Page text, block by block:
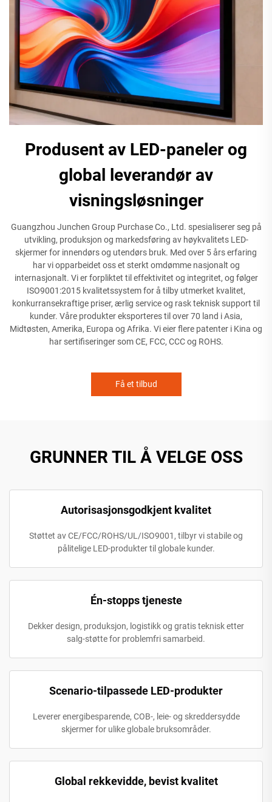
Produsent av LED-paneler og
global leverandør av
visningsløsninger
Guangzhou Junchen Group Purchase Co., Ltd. spesialiserer seg på
utvikling, produksjon og markedsføring av høykvalitets LED-
skjermer for innendørs og utendørs bruk. Med over 5 års erfaring
har vi opparbeidet oss et sterkt omdømme nasjonalt og
internasjonalt. Vi er forpliktet til effektivitet og integritet, og følger
ISO9001:2015 kvalitetssystem for å tilby utmerket kvalitet,
konkurransekraftige priser, ærlig service og rask teknisk support til
kunder. Våre produkter eksporteres til over 70 land i Asia,
Midtøsten, Amerika, Europa og Afrika. Vi eier flere patenter i Kina og
har sertifiseringer som CE, FCC, CCC og ROHS.
Få et tilbud
GRUNNER TIL Å VELGE OSS
Autorisasjonsgodkjent kvalitet
Støttet av CE/FCC/ROHS/UL/ISO9001, tilbyr vi stabile og
pålitelige LED-produkter til globale kunder.
Én-stopps tjeneste
Dekker design, produksjon, logistikk og gratis teknisk etter
salg-støtte for problemfri samarbeid.
Scenario-tilpassede LED-produkter
Leverer energibesparende, COB-, leie- og skreddersydde
skjermer for ulike globale bruksområder.
Global rekkevidde, bevist kvalitet